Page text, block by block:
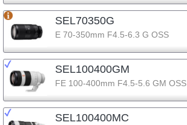
SEL70350G
E 70-350mm F4.5-6.3 G OSS
SEL100400GM
FE 100-400mm F4.5-5.6 GM OSS
SEL100400MC